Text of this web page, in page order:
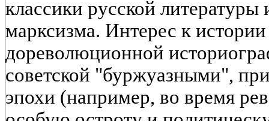
классики русской
марксизма. Интерес к
дореволюционной
советской "буржуазными",
эпохи (например, во время